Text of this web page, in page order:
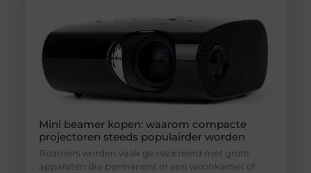
Mini beamer kopen: waarom compacte
projectoren steeds populairder worden
Beamers worden vaak geassocieerd met grote
apparaten die permanent in een woonkamer of